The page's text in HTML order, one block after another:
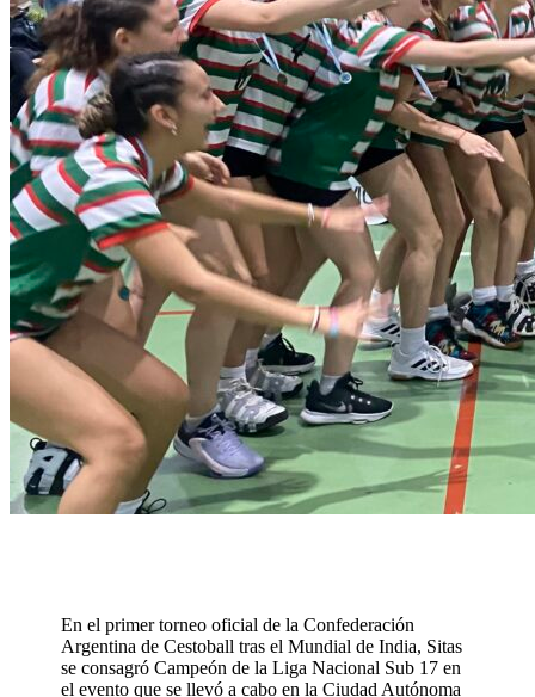
En el primer torneo oficial de la Confederación
Argentina de Cestoball tras el Mundial de India, Sitas
se consagró Campeón de la Liga Nacional Sub 17 en
el evento que se llevó a cabo en la Ciudad Autónoma